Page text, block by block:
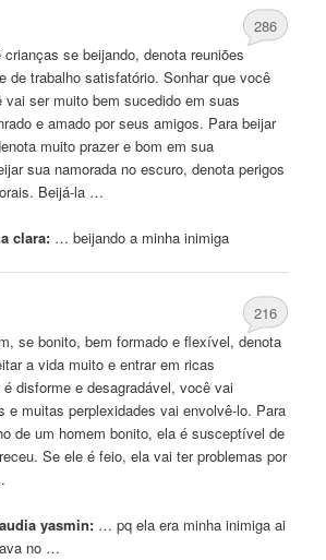
286
se beijando, denota reuniões
de trabalho satisfatório. Sonhar que você
ser muito bem sucedido em suas
e amado por seus amigos. Para beijar
muito prazer e bom em sua
sua namorada no escuro, denota perigos
Beijá-la …
clara: … beijando a minhainimiga
216
se bonito, bem formado e flexível, denota
a vida muito e entrar em ricas
disforme e desagradável, você vai
e muitas perplexidades vai envolvê-lo. Para
de um homem bonito, ela é susceptível de
Se ele é feio, ela vai ter problemas por
yasmin: … pq ela era minhainimiga ai
no …